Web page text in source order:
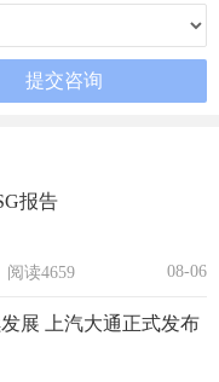
报告
阅读4659 08-06
展 上汽大通正式发布